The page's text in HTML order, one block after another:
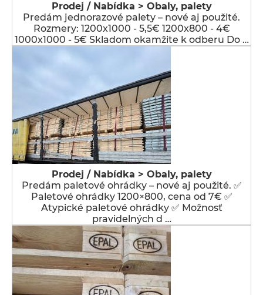
Prodej / Nabídka > Obaly, palety
Predám jednorazové palety – nové aj použité.
Rozmery: 1200x1000 - 5,5€ 1200x800 - 4€
1000x1000 - 5€ Skladom okamžite k odberu Do …
Prodej / Nabídka > Obaly, palety
Predám paletové ohrádky – nové aj použité. ✅
Paletové ohrádky 1200×800, cena od 7€ ✅
Atypické paletové ohrádky ✅ Možnosť
pravidelných d …